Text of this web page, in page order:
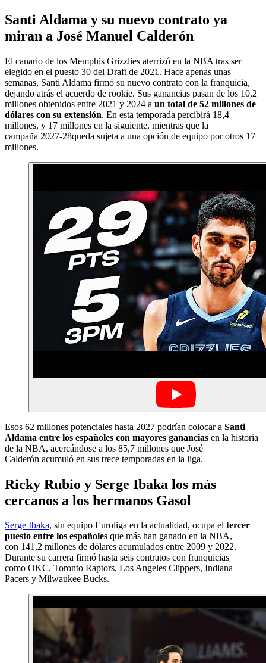
Santi Aldama y su nuevo contrato ya
miran a José Manuel Calderón
El canario de los Memphis Grizzlies aterrizó en la NBA tras ser
elegido en el puesto 30 del Draft de 2021. Hace apenas unas
semanas, Santi Aldama firmó su nuevo contrato con la franquicia,
dejando atrás el acuerdo de rookie. Sus ganancias pasan de los 10,2
millones obtenidos entre 2021 y 2024 a un total de 52 millones de
dólares con su extensión. En esta temporada percibirá 18,4
millones, y 17 millones en la siguiente, mientras que la
campaña 2027-28queda sujeta a una opción de equipo por otros 17
millones.
Esos 62 millones potenciales hasta 2027 podrían colocar a Santi
Aldama entre los españoles con mayores ganancias en la historia
de la NBA, acercándose a los 85,7 millones que José
Calderón acumuló en sus trece temporadas en la liga.
Ricky Rubio y Serge Ibaka los más
cercanos a los hermanos Gasol
Serge Ibaka, sin equipo Euroliga en la actualidad, ocupa el tercer
puesto entre los españoles que más han ganado en la NBA,
con 141,2 millones de dólares acumulados entre 2009 y 2022.
Durante su carrera firmó hasta seis contratos con franquicias
como OKC, Toronto Raptors, Los Angeles Clippers, Indiana
Pacers y Milwaukee Bucks.